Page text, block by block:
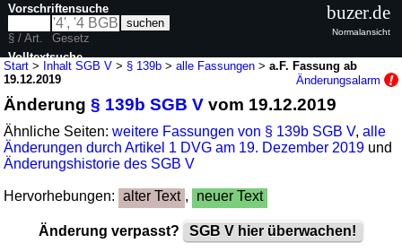
Start > Inhalt SGB V > § 139b >alle Fassungen >a.F. Fassung ab
19.12.2019
Änderungsalarm
Änderung§ 139b SGB V vom 19.12.2019
Ähnliche Seiten:weitere Fassungen von § 139b SGB V,alle
Änderungen durch Artikel 1 DVG am 19. Dezember 2019 und
Änderungshistorie des SGB V
Hervorhebungen: alter Text , neuer Text
Änderung verpasst? SGB V hier überwachen!
Vorschriftensuche
§ / Art.
Gesetz
Volltextsuche
buzer.de
Normalansicht